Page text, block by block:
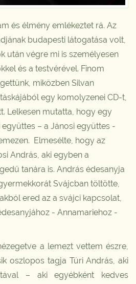
és élmény emlékeztet rá. Az
budapesti látogatása volt,
után végre mi is személyesen
és a testvérével. Finom
miközben Silvan
egy komolyzenei CD-t,
Lelkesen mutatta, hogy egy
– a Jánosi együttes -
Elmesélte, hogy az
András, aki egyben a
tanára is. András édesanyja
Svájcban töltötte,
ered az a svájci kapcsolat,
- Annamariehoz -
a lemezt vettem észre,
oszlopos tagja Túri András, aki
– aki egyébként kedves